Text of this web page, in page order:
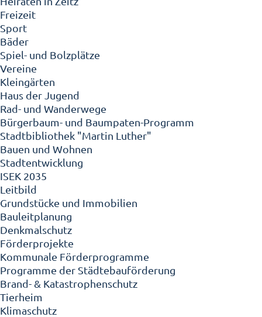
Freizeit
Sport
Bäder
Spiel- und Bolzplätze
Vereine
Kleingärten
Haus der Jugend
Rad- und Wanderwege
Bürgerbaum- und Baumpaten-Programm
Stadtbibliothek "Martin Luther"
Bauen und Wohnen
Stadtentwicklung
ISEK 2035
Leitbild
Grundstücke und Immobilien
Bauleitplanung
Denkmalschutz
Förderprojekte
Kommunale Förderprogramme
Programme der Städtebauförderung
Brand- & Katastrophenschutz
Tierheim
Klimaschutz